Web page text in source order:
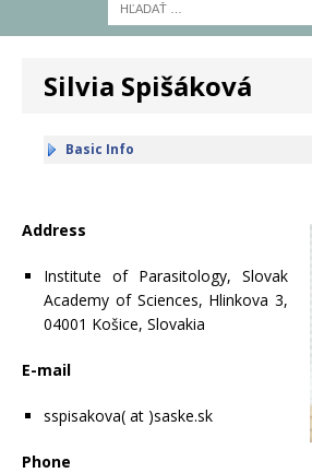
Silvia Spišáková
Basic Info
Address
Institute of Parasitology, Slovak
Academy of Sciences, Hlinkova 3,
04001 Košice, Slovakia
E-mail
sspisakova( at )saske.sk
Phone